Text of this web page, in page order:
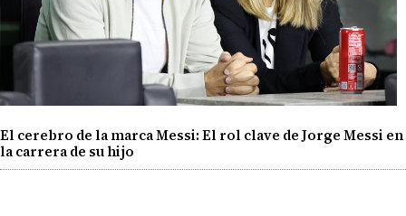
El cerebro de la marca Messi: El rol clave de Jorge Messi en
la carrera de su hijo